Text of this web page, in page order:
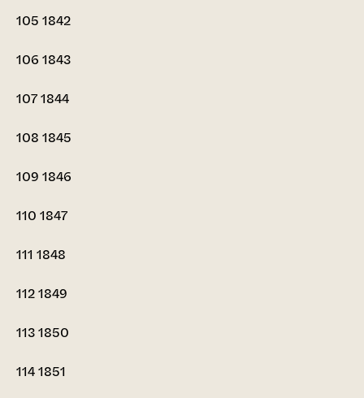
105 1842
106 1843
1071844
108 1845
109 1846
110 1847
111 1848
1121849
1131850
1141851